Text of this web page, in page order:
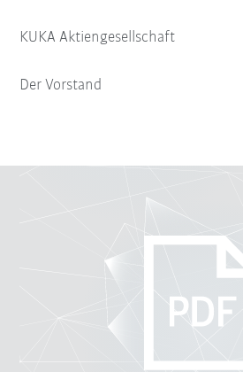
KUKA Aktiengesellschaft
Der Vorstand